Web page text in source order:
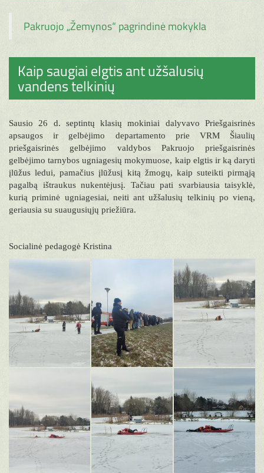
Pakruojo „Žemynos“ pagrindinė mokykla
Kaip saugiai elgtis ant užšalusių
vandens telkinių
Sausio 26 d. septintų klasių mokiniai dalyvavo Priešgaisrinės
apsaugos ir gelbėjimo departamento prie VRM Šiaulių
priešgaisrinės gelbėjimo valdybos Pakruojo priešgaisrinės
gelbėjimo tarnybos ugniagesių mokymuose, kaip elgtis ir ką daryti
įlūžus ledui, pamačius įlūžusį kitą žmogų, kaip suteikti pirmąją
pagalbą ištraukus nukentėjusį. Tačiau pati svarbiausia taisyklė,
kurią priminė ugniagesiai, neiti ant užšalusių telkinių po vieną,
geriausia su suaugusiųjų priežiūra.
Socialinė pedagogė Kristina